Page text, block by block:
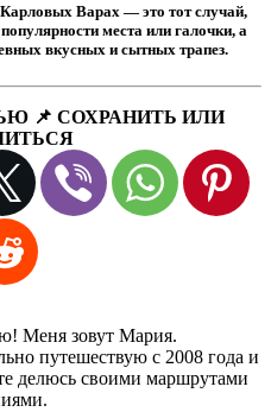
Варах — это тот случай,
места или галочки, а
вкусных и сытных трапез.
📌 СОХРАНИТЬ ИЛИ
Меня зовут Мария.
путешествую с 2008 года и
делюсь своими маршрутами